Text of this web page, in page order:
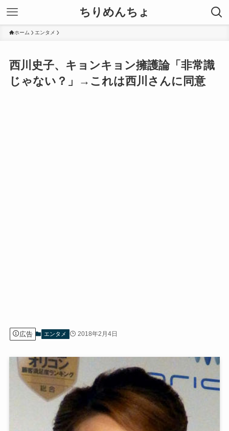
ちりめんちょ
ホーム エンタメ
西川史子、キョンキョン擁護論「非常識
じゃない？」→これは西川さんに同意
広告 エンタメ 2018年2月4日